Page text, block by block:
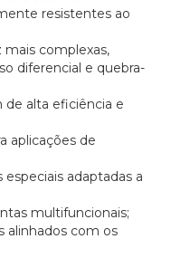
resistentes ao
complexas,
diferencial e quebra-
de alta eficiência e
aplicações de
adaptadas a
multifuncionais;
alinhados com os